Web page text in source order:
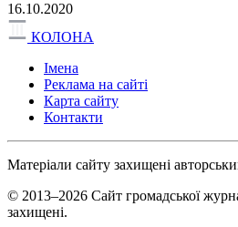
16.10.2020
КОЛОНА
Імена
Реклама на сайті
Карта сайту
Контакти
Матеріали сайту захищені
© 2013–2026 Сайт громадської
захищені.